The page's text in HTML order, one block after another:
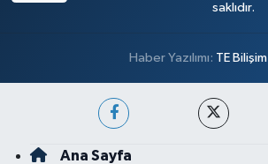
saklıdır.
Haber Yazılımı: TE Bilişim
Ana Sayfa